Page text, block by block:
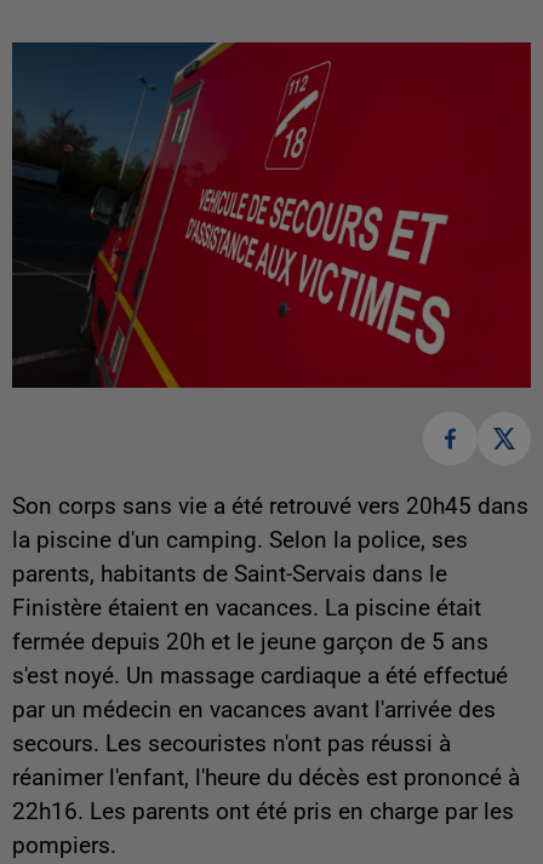
Son corps sans vie a été retrouvé vers 20h45 dans
la piscine d'un camping. Selon la police, ses
parents, habitants de Saint-Servais dans le
Finistère étaient en vacances. La piscine était
fermée depuis 20h et le jeune garçon de 5 ans
s'est noyé. Un massage cardiaque a été effectué
par un médecin en vacances avant l'arrivée des
secours. Les secouristes n'ont pas réussi à
réanimer l'enfant, l'heure du décès est prononcé à
22h16. Les parents ont été pris en charge par les
pompiers.